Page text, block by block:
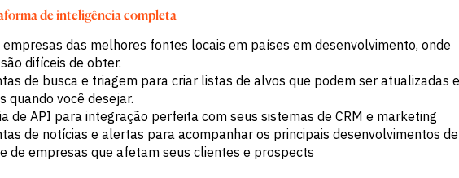
de inteligência completa
empresas das melhores fontes locais em países em desenvolvimento, onde
difíceis de obter.
de busca e triagem para criar listas de alvos que podem ser atualizadas e
quando você desejar.
de API para integração perfeita com seus sistemas de CRM e marketing
de notícias e alertas para acompanhar os principais desenvolvimentos de
de empresas que afetam seus clientes e prospects